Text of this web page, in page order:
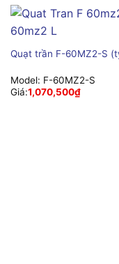
Quạt trần F-60MZ2-S
Model: F-60MZ2-S
Giá:1,070,500₫